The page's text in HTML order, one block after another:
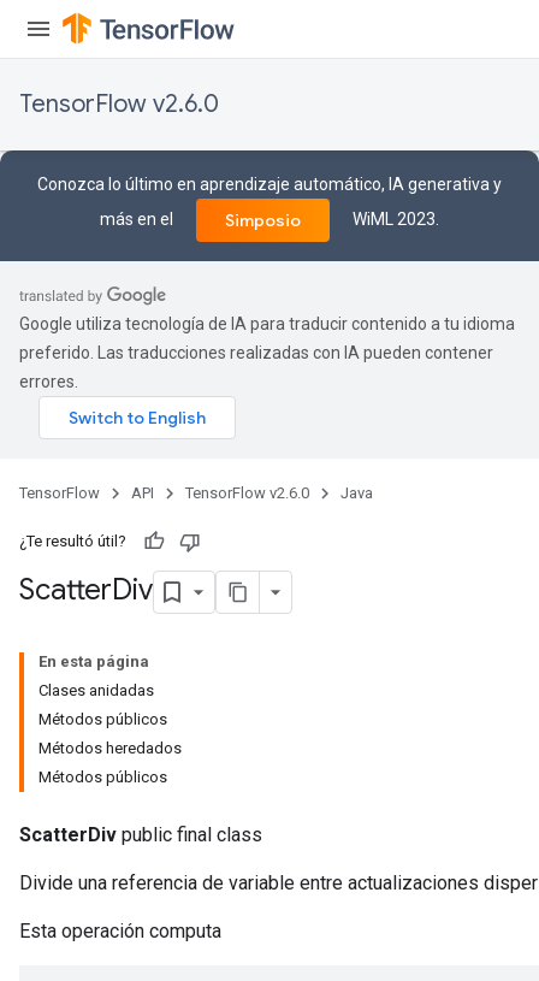
TensorFlow v2.6.0
Conozca lo último en aprendizaje automático, IA generativa y
más en el
Simposio WiML 2023.
Google utiliza tecnología de IA para traducir contenido a tu idioma
preferido. Las traducciones realizadas con IA pueden contener
errores.
TensorFlow API TensorFlow v2.6.0 Java
¿Te resultó útil?
ScatterDiv
En esta página
Clases anidadas
Métodos públicos
Métodos heredados
Métodos públicos
ScatterDiv public final class
Divide una referencia de variable entre actualizaciones
Esta operación computa